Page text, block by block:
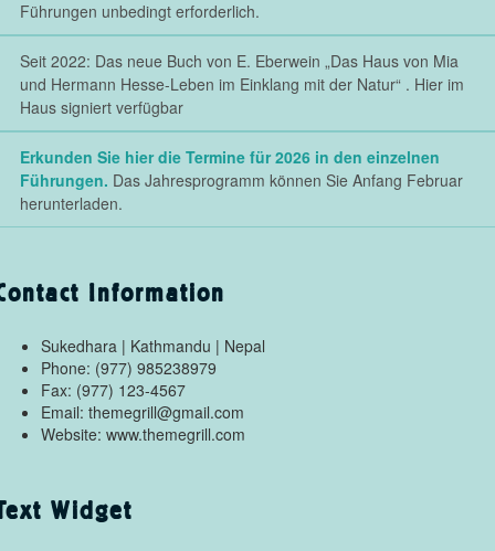
Führungen unbedingt erforderlich.
Seit 2022: Das neue Buch von E. Eberwein „Das Haus von Mia
und Hermann Hesse-Leben im Einklang mit der Natur“ . Hier im
Haus signiert verfügbar
Erkunden Sie hier die Termine für 2026 in den einzelnen
Führungen. Das Jahresprogramm können Sie Anfang Februar
herunterladen.
Information
Sukedhara | Kathmandu | Nepal
Phone: (977) 985238979
Fax: (977) 123-4567
Email: themegrill@gmail.com
Website: www.themegrill.com
Widget